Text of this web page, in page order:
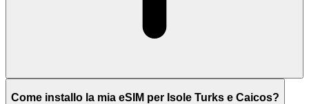
Come installo la mia eSIM per Isole Turks e Caicos?